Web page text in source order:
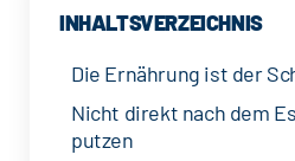
INHALTSVERZEICHNIS
Die Ernährung ist der
Nicht direkt nach dem
putzen